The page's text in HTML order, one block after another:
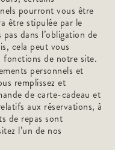
pourront vous être
être stipulée par le
dans l’obligation de
cela peut vous
fonctions de notre site.
personnels et
remplissez et
de carte-cadeau et
aux réservations, à
de repas sont
l’un de nos